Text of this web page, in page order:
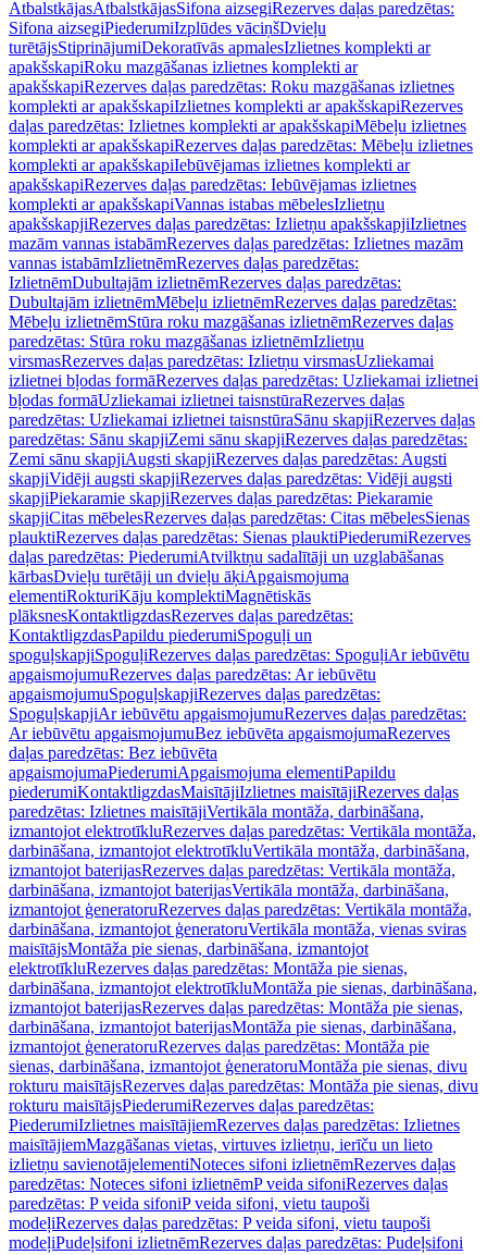
AtbalstkājasAtbalstkājasSifona aizsegiRezerves daļas paredzētas:
Sifona aizsegiPiederumiIzplūdes vāciņšDvieļu
turētājsStiprinājumiDekoratīvās apmalesIzlietnes komplekti ar
apakšskapiRoku mazgāšanas izlietnes komplekti ar
apakšskapiRezerves daļas paredzētas: Roku mazgāšanas izlietnes
komplekti ar apakšskapiIzlietnes komplekti ar apakšskapiRezerves
daļas paredzētas: Izlietnes komplekti ar apakšskapiMēbeļu izlietnes
komplekti ar apakšskapiRezerves daļas paredzētas: Mēbeļu izlietnes
komplekti ar apakšskapiIebūvējamas izlietnes komplekti ar
apakšskapiRezerves daļas paredzētas: Iebūvējamas izlietnes
komplekti ar apakšskapiVannas istabas mēbelesIzlietņu
apakšskapjiRezerves daļas paredzētas: Izlietņu apakšskapjiIzlietnes
mazām vannas istabāmRezerves daļas paredzētas: Izlietnes mazām
vannas istabāmIzlietnēmRezerves daļas paredzētas:
IzlietnēmDubultajām izlietnēmRezerves daļas paredzētas:
Dubultajām izlietnēmMēbeļu izlietnēmRezerves daļas paredzētas:
Mēbeļu izlietnēmStūra roku mazgāšanas izlietnēmRezerves daļas
paredzētas: Stūra roku mazgāšanas izlietnēmIzlietņu
virsmasRezerves daļas paredzētas: Izlietņu virsmasUzliekamai
izlietnei bļodas formāRezerves daļas paredzētas: Uzliekamai izlietnei
bļodas formāUzliekamai izlietnei taisnstūraRezerves daļas
paredzētas: Uzliekamai izlietnei taisnstūraSānu skapjiRezerves daļas
paredzētas: Sānu skapjiZemi sānu skapjiRezerves daļas paredzētas:
Zemi sānu skapjiAugsti skapjiRezerves daļas paredzētas: Augsti
skapjiVidēji augsti skapjiRezerves daļas paredzētas: Vidēji augsti
skapjiPiekaramie skapjiRezerves daļas paredzētas: Piekaramie
skapjiCitas mēbelesRezerves daļas paredzētas: Citas mēbelesSienas
plauktiRezerves daļas paredzētas: Sienas plauktiPiederumiRezerves
daļas paredzētas: PiederumiAtvilktņu sadalītāji un uzglabāšanas
kārbasDvieļu turētāji un dvieļu āķiApgaismojuma
elementiRokturiKāju komplektiMagnētiskās
plāksnesKontaktligzdasRezerves daļas paredzētas:
KontaktligzdasPapildu piederumiSpoguļi un
spoguļskapjiSpoguļiRezerves daļas paredzētas: SpoguļiAr iebūvētu
apgaismojumuRezerves daļas paredzētas: Ar iebūvētu
apgaismojumuSpoguļskapjiRezerves daļas paredzētas:
SpoguļskapjiAr iebūvētu apgaismojumuRezerves daļas paredzētas:
Ar iebūvētu apgaismojumuBez iebūvēta apgaismojumaRezerves
daļas paredzētas: Bez iebūvēta
apgaismojumaPiederumiApgaismojuma elementiPapildu
piederumiKontaktligzdasMaisītājiIzlietnes maisītājiRezerves daļas
paredzētas: Izlietnes maisītājiVertikāla montāža, darbināšana,
izmantojot elektrotīkluRezerves daļas paredzētas: Vertikāla montāža,
darbināšana, izmantojot elektrotīkluVertikāla montāža, darbināšana,
izmantojot baterijasRezerves daļas paredzētas: Vertikāla montāža,
darbināšana, izmantojot baterijasVertikāla montāža, darbināšana,
izmantojot ģeneratoruRezerves daļas paredzētas: Vertikāla montāža,
darbināšana, izmantojot ģeneratoruVertikāla montāža, vienas sviras
maisītājsMontāža pie sienas, darbināšana, izmantojot
elektrotīkluRezerves daļas paredzētas: Montāža pie sienas,
darbināšana, izmantojot elektrotīkluMontāža pie sienas, darbināšana,
izmantojot baterijasRezerves daļas paredzētas: Montāža pie sienas,
darbināšana, izmantojot baterijasMontāža pie sienas, darbināšana,
izmantojot ģeneratoruRezerves daļas paredzētas: Montāža pie
sienas, darbināšana, izmantojot ģeneratoruMontāža pie sienas, divu
rokturu maisītājsRezerves daļas paredzētas: Montāža pie sienas, divu
rokturu maisītājsPiederumiRezerves daļas paredzētas:
PiederumiIzlietnes maisītājiemRezerves daļas paredzētas: Izlietnes
maisītājiemMazgāšanas vietas, virtuves izlietņu, ierīču un lieto
izlietņu savienotājelementiNoteces sifoni izlietnēmRezerves daļas
paredzētas: Noteces sifoni izlietnēmP veida sifoniRezerves daļas
paredzētas: P veida sifoniP veida sifoni, vietu taupoši
modeļiRezerves daļas paredzētas: P veida sifoni, vietu taupoši
modeļiPudeļsifoni izlietnēmRezerves daļas paredzētas: Pudeļsifoni